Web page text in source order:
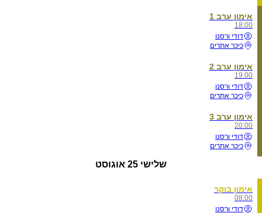
אימון ערב 1
18:00
דודי ורסנו
כיכר אתרים
אימון ערב 2
19:00
דודי ורסנו
כיכר אתרים
אימון ערב 3
20:00
דודי ורסנו
כיכר אתרים
שלישי 25 אוגוסט
אימון בוקר
08:00
דודי ורסנו